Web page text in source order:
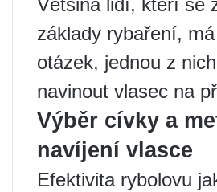
Většina lidí, kteří se
základy rybaření,
otázek, jednou z
navinout vlasec na
Výběr cívky a
navíjení vlasce
Efektivita rybolovu